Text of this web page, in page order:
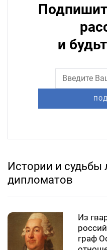
и
Истории и судьбы
дипломатов
Из
граф